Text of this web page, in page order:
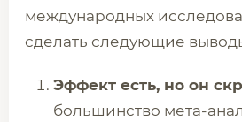
международных
сделать следующие
Эффект есть, но он
большинство мета-